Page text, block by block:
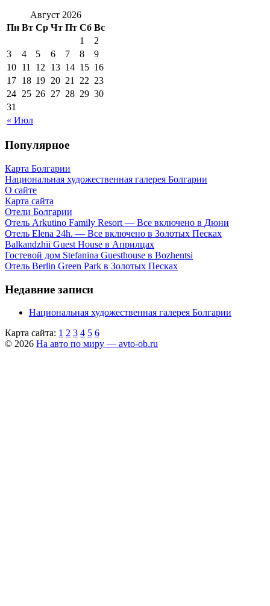
Август 2026
Пн Вт Ср Чт Пт Сб Вс
« Июл
1
2
3
4 5 6 7 8
9
10 11 12 13 14 15 16
17 18 19 20 21 22 23
24 25 26 27 28 29 30
31
Популярное
Карта Болгарии
Национальная художественная галерея Болгарии
О сайте
Карта сайта
Отели Болгарии
Отель Arkutino Family Resort — Все включено в Дюни
Отель Elena 24h. — Все включено в Золотых Песках
Balkandzhii Guest House в Априлцах
Гостевой дом Stefanina Guesthouse в Bozhentsi
Отель Berlin Green Park в Золотых Песках
Недавние записи
Национальная художественная галерея Болгарии
Карта сайта: 1 2 3 4 5 6
© 2026 На авто по миру — avto-ob.ru